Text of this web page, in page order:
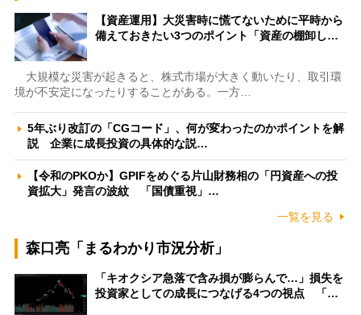
【資産運用】大災害時に慌てないために平時から
備えておきたい3つのポイント「資産の棚卸し…
大規模な災害が起きると、株式市場が大きく動いたり、取引環
境が不安定になったりすることがある。一方…
5年ぶり改訂の「CGコード」、何が変わったのかポイントを解
説 企業に成長投資の具体的な説…
【令和のPKOか】GPIFをめぐる片山財務相の「円資産への投
資拡大」発言の波紋 「国債重視」…
一覧を見る
森口亮「まるわかり市況分析」
「キオクシア急落で含み損が膨らんで…」損失を
投資家としての成長につなげる4つの視点 「…